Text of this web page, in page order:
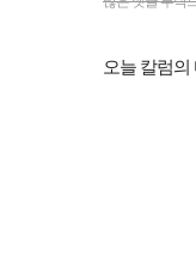
오늘 칼럼